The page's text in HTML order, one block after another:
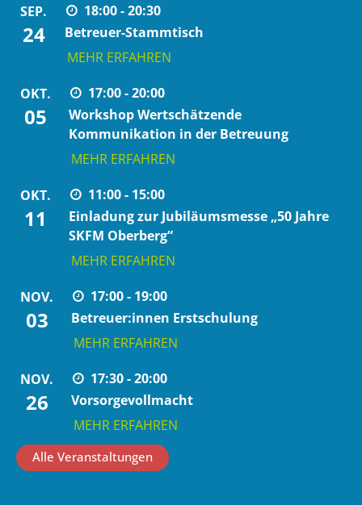
SEP.
24
18:00 - 20:30
Betreuer-Stammtisch
MEHR ERFAHREN
OKT.
05
17:00 - 20:00
Workshop Wertschätzende
Kommunikation in der Betreuung
MEHR ERFAHREN
OKT.
11
11:00 - 15:00
Einladung zur Jubiläumsmesse „50 Jahre
SKFM Oberberg“
MEHR ERFAHREN
NOV.
03
17:00 - 19:00
Betreuer:innen Erstschulung
MEHR ERFAHREN
NOV.
26
17:30 - 20:00
Vorsorgevollmacht
MEHR ERFAHREN
Alle Veranstaltungen